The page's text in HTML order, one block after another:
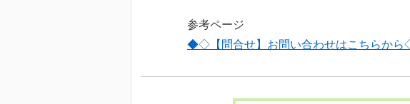
参考ページ
◆◇【問合せ】お問い合わせはこちらか